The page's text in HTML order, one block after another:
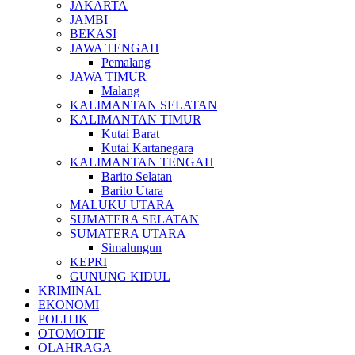
JAKARTA
JAMBI
BEKASI
JAWA TENGAH
Pemalang
JAWA TIMUR
Malang
KALIMANTAN SELATAN
KALIMANTAN TIMUR
Kutai Barat
Kutai Kartanegara
KALIMANTAN TENGAH
Barito Selatan
Barito Utara
MALUKU UTARA
SUMATERA SELATAN
SUMATERA UTARA
Simalungun
KEPRI
GUNUNG KIDUL
KRIMINAL
EKONOMI
POLITIK
OTOMOTIF
OLAHRAGA